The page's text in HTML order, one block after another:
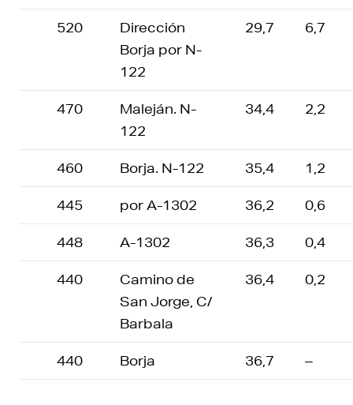
520
Dirección
Borja por N-
122
29,7 6,7
470
Maleján. N-
122
34,4 2,2
460 Borja. N-122 35,4 1,2
445 por A-1302 36,2 0,6
448 A-1302 36,3 0,4
440
Camino de
San Jorge, C/
Barbala
36,4 0,2
440 Borja 36,7 –